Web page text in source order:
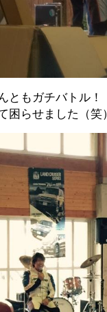
ともガチバトル！
困らせました（笑